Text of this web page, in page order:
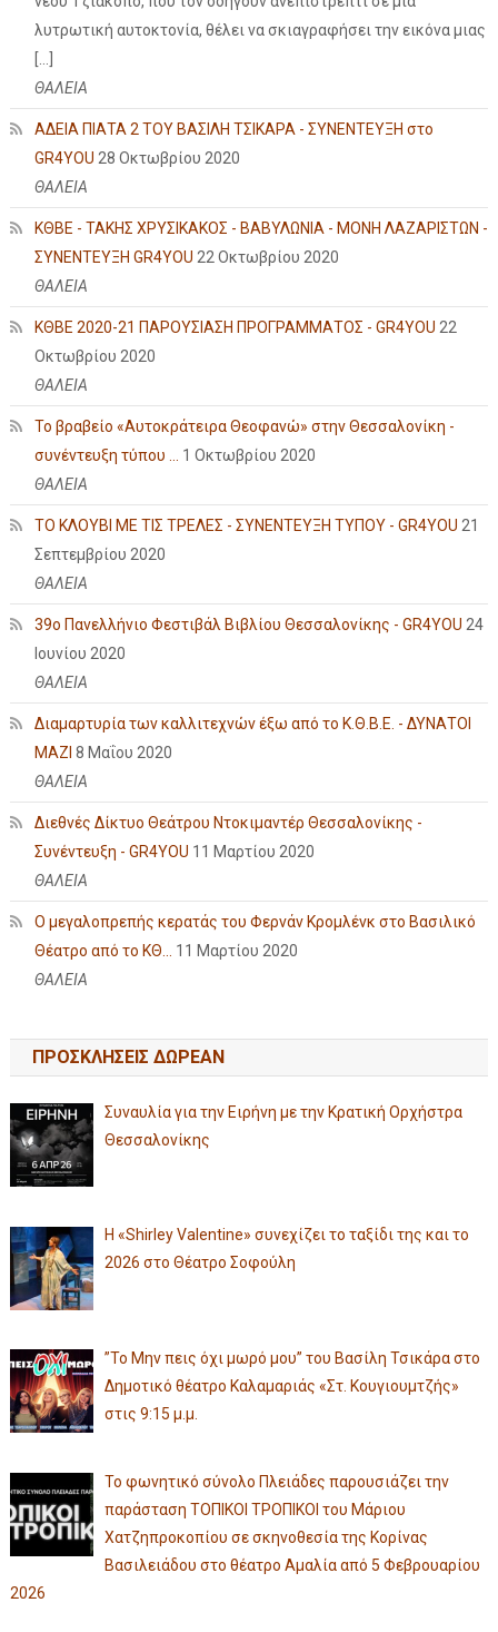
λυτρωτική αυτοκτονία, θέλει να σκιαγραφήσει την εικόνα μιας
ΘΑΛΕΙΑ
ΑΔΕΙΑ ΠΙΑΤΑ 2 ΤΟΥ ΒΑΣΙΛΗ ΤΣΙΚΑΡΑ - ΣΥΝΕΝΤΕΥΞΗ στο
GR4YOU 28 Οκτωβρίου 2020
ΘΑΛΕΙΑ
ΚΘΒΕ - ΤΑΚΗΣ ΧΡΥΣΙΚΑΚΟΣ - ΒΑΒΥΛΩΝΙΑ - ΜΟΝΗ ΛΑΖΑΡΙΣΤΩΝ -
ΣΥΝΕΝΤΕΥΞΗ GR4YOU 22 Οκτωβρίου 2020
ΘΑΛΕΙΑ
ΚΘΒΕ 2020-21 ΠΑΡΟΥΣΙΑΣΗ ΠΡΟΓΡΑΜΜΑΤΟΣ - GR4YOU 22
Οκτωβρίου 2020
ΘΑΛΕΙΑ
Το βραβείο «Αυτοκράτειρα Θεοφανώ» στην Θεσσαλονίκη -
συνέντευξη τύπου ...
1 Οκτωβρίου 2020
ΘΑΛΕΙΑ
ΤΟ ΚΛΟΥΒΙ ΜΕ ΤΙΣ ΤΡΕΛΕΣ - ΣΥΝΕΝΤΕΥΞΗ ΤΥΠΟΥ - GR4YOU 21
Σεπτεμβρίου 2020
ΘΑΛΕΙΑ
39ο Πανελλήνιο Φεστιβάλ Βιβλίου Θεσσαλονίκης - GR4YOU 24
Ιουνίου 2020
ΘΑΛΕΙΑ
Διαμαρτυρία των καλλιτεχνών έξω από το Κ.Θ.Β.Ε. - ΔΥΝΑΤΟΙ
ΜΑΖΙ 8 Μαΐου 2020
ΘΑΛΕΙΑ
Διεθνές Δίκτυο Θεάτρου Ντοκιμαντέρ Θεσσαλονίκης -
Συνέντευξη - GR4YOU 11 Μαρτίου 2020
ΘΑΛΕΙΑ
Ο μεγαλοπρεπής κερατάς του Φερνάν Κρομλένκ στο Βασιλικό
Θέατρο από το ΚΘ...
11 Μαρτίου 2020
ΘΑΛΕΙΑ
ΠΡΟΣΚΛΗΣΕΙΣ ΔΩΡΕΑΝ
Συναυλία για την Ειρήνη με την Κρατική Ορχήστρα
Θεσσαλονίκης
Η «Shirley Valentine» συνεχίζει το ταξίδι της και το
2026 στο Θέατρο Σοφούλη
”Το Μην πεις όχι μωρό μου” του Βασίλη Τσικάρα στο
Δημοτικό θέατρο Καλαμαριάς «Στ. Κουγιουμτζής»
στις 9:15 μ.μ.
Το φωνητικό σύνολο Πλειάδες παρουσιάζει την
παράσταση ΤΟΠΙΚΟΙ ΤΡΟΠΙΚΟΙ του Μάριου
Χατζηπροκοπίου σε σκηνοθεσία της Κορίνας
Βασιλειάδου στο θέατρο Αμαλία από 5 Φεβρουαρίου
2026